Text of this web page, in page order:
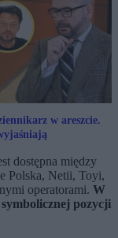
w areszcie.
dostępna między
Polska, Netii, Toyi,
operatorami. W
symbolicznej pozycji